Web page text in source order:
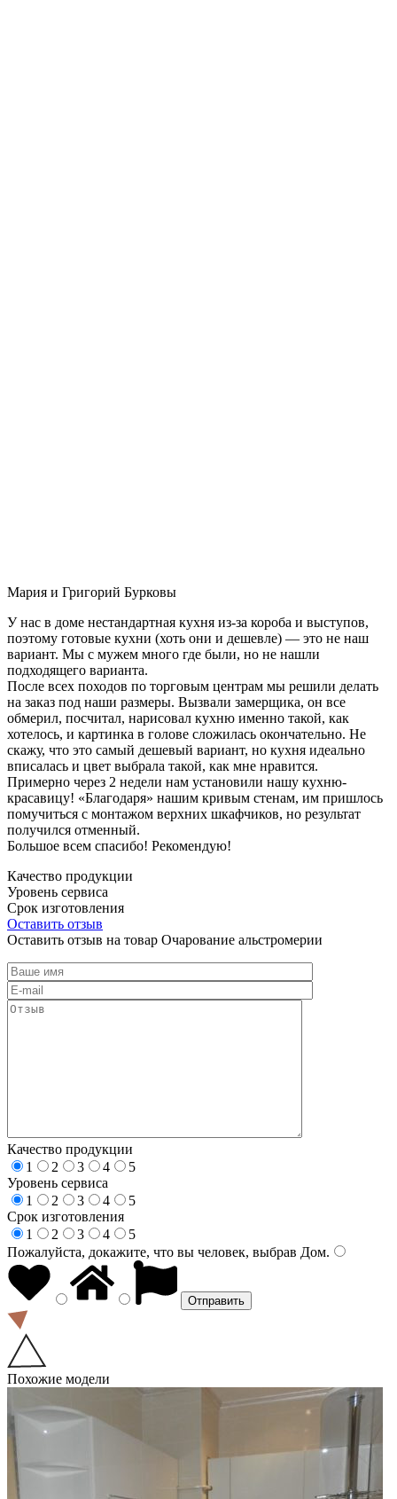
Мария и Григорий Бурковы
У нас в доме нестандартная кухня из-за короба и выступов,
поэтому готовые кухни (хоть они и дешевле) — это не наш
вариант. Мы с мужем много где были, но не нашли
подходящего варианта.
После всех походов по торговым центрам мы решили делать
на заказ под наши размеры. Вызвали замерщика, он все
обмерил, посчитал, нарисовал кухню именно такой, как
хотелось, и картинка в голове сложилась окончательно. Не
скажу, что это самый дешевый вариант, но кухня идеально
вписалась и цвет выбрала такой, как мне нравится.
Примерно через 2 недели нам установили нашу кухню-
красавицу! «Благодаря» нашим кривым стенам, им пришлось
помучиться с монтажом верхних шкафчиков, но результат
получился отменный.
Большое всем спасибо! Рекомендую!
Качество продукции
Уровень сервиса
Срок изготовления
Оставить отзыв
Оставить отзыв на товар Очарование альстромерии
Качество продукции
1
2 3 4
5
Уровень сервиса
1
2 3 4
5
Срок изготовления
1
2 3 4
5
Пожалуйста, докажите, что вы человек, выбрав Дом.
Похожие модели